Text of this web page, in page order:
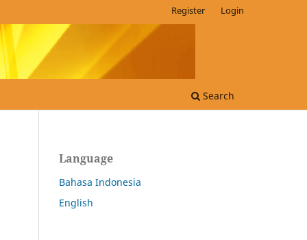
Search
Register Login
Language
Bahasa Indonesia
English